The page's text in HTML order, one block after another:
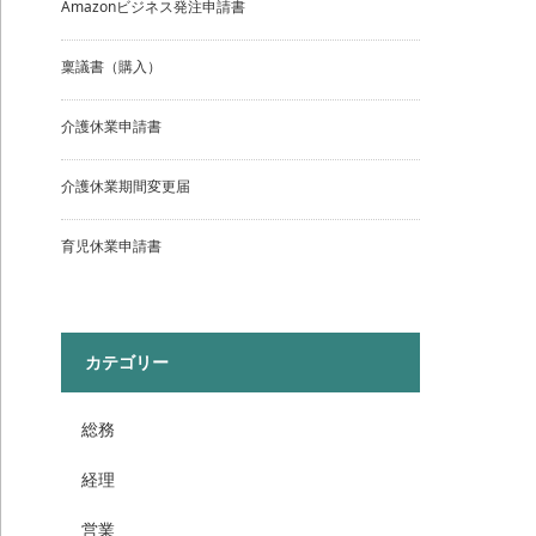
Amazonビジネス発注申請書
稟議書（購入）
介護休業申請書
介護休業期間変更届
育児休業申請書
カテゴリー
総務
経理
営業